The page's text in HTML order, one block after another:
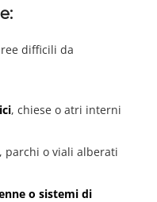
difficili da
, chiese o atri interni
o viali alberati
o sistemi di